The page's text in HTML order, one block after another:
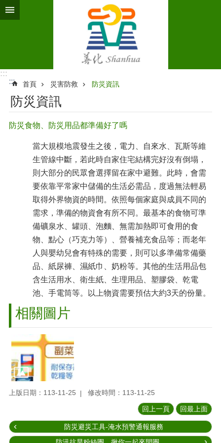
跳到主要內容區塊
:::
:::
首頁 災害防救 防災資訊
防災資訊
防災食物、防災用品都準備好了嗎
當大規模地震發生之後，電力、自來水、瓦斯等維
生管線中斷，若此時自家住宅結構完好沒有倒塌，
則大部分的民眾會選擇留在家中避難。此時，會需
要依靠平常家中儲備的生活必需品，度過無法輕易
取得外界物資的時間。依照每個家庭與成員不同的
需求，準備的物資會有所不同。最基本的食物可準
備礦泉水、罐頭、泡麵、無需加熱即可食用的食
物、點心（巧克力等）、營養補充食品等；而老年
人與嬰幼兒會有特殊的需要，則可以多準備常備藥
品、紙尿褲、濕紙巾、奶粉等。其他的生活用品包
含生活用水、衛生紙、生理用品、塑膠袋、乾電
池、手電筒等。以上物資需要預估大約3天的份量。
相關圖片
上版日期：113-11-25 修改時間：113-11-25
回上一頁 回最上面
防災避災工具-淹水預警通報服務